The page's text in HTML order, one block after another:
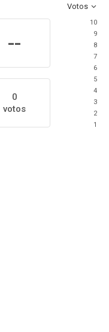
Votos
--
0
votos
10
9
8
7
6
5
4
3
2
1